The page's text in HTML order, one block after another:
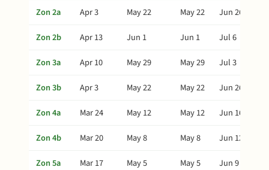
Zon 2a
Apr 3 May 22 May 22
Jun 26
Zon 2b
Apr 13 Jun 1 Jun 1
Jul 6
Zon 3a
Apr 10 May 29 May 29
Jul 3
Zon 3b
Apr 3 May 22 May 22
Jun 26
Zon 4a
Mar 24 May 12 May 12
Jun 16
Zon 4b
Mar 20 May 8 May 8
Jun 12
Zon 5a
Mar 17 May 5 May 5
Jun 9